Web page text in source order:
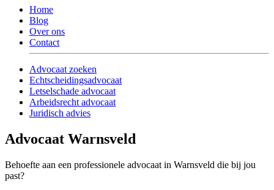
Home
Blog
Over ons
Contact
Advocaat zoeken
Echtscheidingsadvocaat
Letselschade advocaat
Arbeidsrecht advocaat
Juridisch advies
Advocaat Warnsveld
Behoefte aan een professionele advocaat in Warnsveld die bij jou
past?